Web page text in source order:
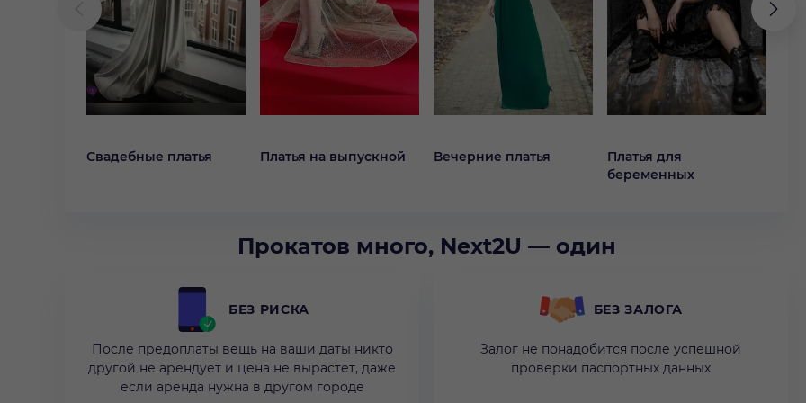
Свадебные платья Платья на выпускной Вечерние платья
Платья для
беременных
Прокатов много, Next2U — один
БЕЗ РИСКА
После предоплаты вещь на ваши даты никто
другой не арендует и цена не вырастет, даже
если аренда нужна в другом городе
БЕЗ ЗАЛОГА
Залог не понадобится после успешной
проверки паспортных данных